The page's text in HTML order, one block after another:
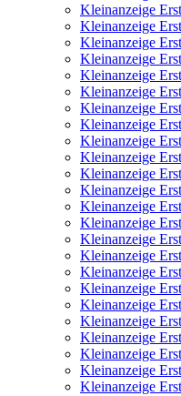
Kleinanzeige
Kleinanzeige
Kleinanzeige
Kleinanzeige
Kleinanzeige
Kleinanzeige
Kleinanzeige
Kleinanzeige
Kleinanzeige
Kleinanzeige
Kleinanzeige
Kleinanzeige
Kleinanzeige
Kleinanzeige
Kleinanzeige
Kleinanzeige
Kleinanzeige
Kleinanzeige
Kleinanzeige
Kleinanzeige
Kleinanzeige
Kleinanzeige
Kleinanzeige
Kleinanzeige